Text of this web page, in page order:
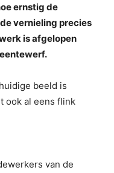
ernstig de
vernieling precies
is afgelopen
beeld is
ook al eens flink
van de